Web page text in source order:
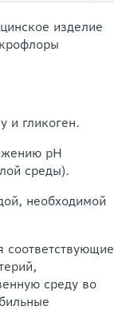
изделие
и гликоген.
рН
среды).
необходимой
соответствующие
среду во